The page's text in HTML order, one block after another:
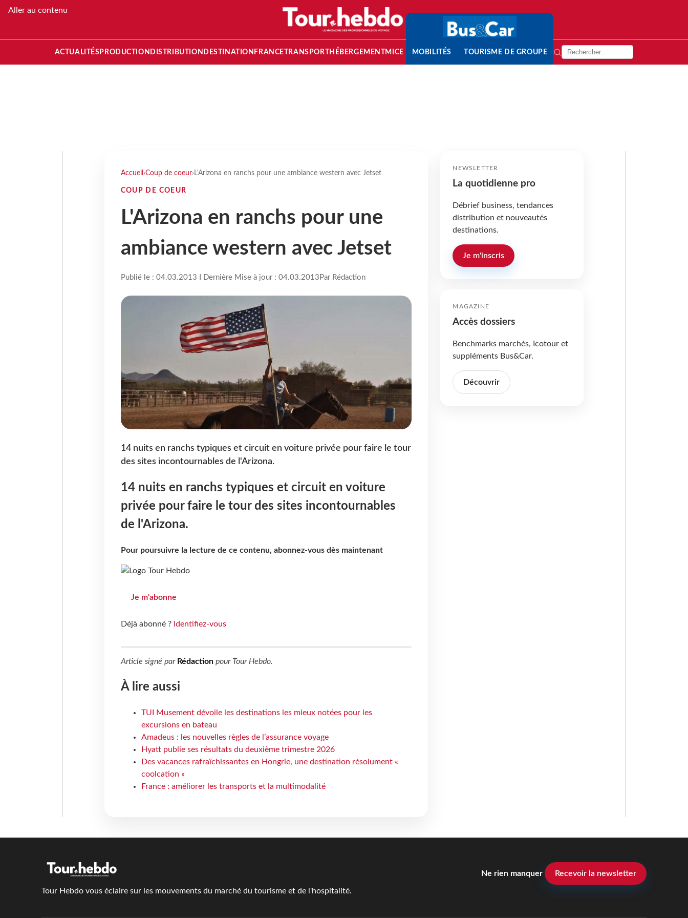
Aller au contenu
ACTUALITÉS PRODUCTION DISTRIBUTION DESTINATION FRANCETRANSPORT HÉBERGEMENTMICE MOBILITÉS TOURISME DE GROUPE
Accueil ›Coup de coeur› L'Arizona en ranchs pour une ambiance western avec Jetset
COUP DE COEUR
L'Arizona en ranchs pour une
ambiance western avec Jetset
Publié le : 04.03.2013 I Dernière Mise à jour : 04.03.2013 Par Rédaction
14 nuits en ranchs typiques et circuit en voiture privée pour faire le tour
des sites incontournables de l'Arizona.
14 nuits en ranchs typiques et circuit en voiture
privée pour faire le tour des sites incontournables
de l'Arizona.
Pour poursuivre la lecture de ce contenu, abonnez-vous dès maintenant
Je m'abonne
Déjà abonné ? Identifiez-vous
Article signé par Rédactionpour Tour Hebdo.
À lire aussi
TUI Musement dévoile les destinations les mieux notées pour les
excursions en bateau
Amadeus : les nouvelles règles de l’assurance voyage
Hyatt publie ses résultats du deuxième trimestre 2026
Des vacances rafraîchissantes en Hongrie, une destination résolument «
coolcation »
France : améliorer les transports et la multimodalité
NEWSLETTER
La quotidienne pro
Débrief business, tendances
distribution et nouveautés
destinations.
Je m'inscris
MAGAZINE
Accès dossiers
Benchmarks marchés, Icotour et
suppléments Bus&Car.
Découvrir
Tour Hebdo vous éclaire sur les mouvements du marché du tourisme et de l'hospitalité.
Ne rien manquer Recevoir la newsletter